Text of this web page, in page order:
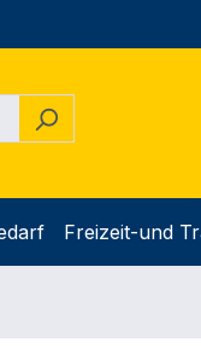
Freizeit-und